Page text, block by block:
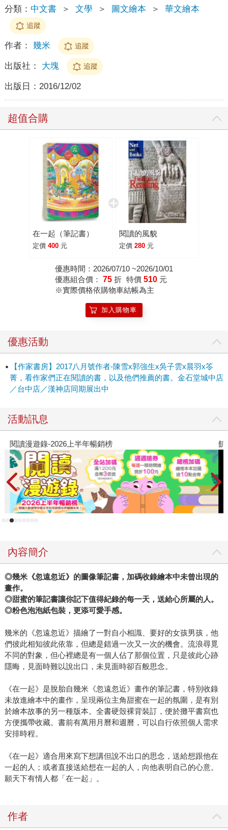
分類： 中文書 ＞ 文學 ＞ 圖文繪本 ＞ 華文繪本
追蹤
作者： 幾米 追蹤
出版社： 大塊 追蹤
出版日： 2016/12/02
超值合購
在一起（筆記書）
定價 400 元
閱讀的風貌
定價 280 元
優惠時間：2026/07/10 ~2026/10/01
優惠組合價： 75 折 特價 510 元
※實際價格依購物車結帳為主
加入購物車
優惠活動
【作家書房】2017八月號作者-陳雪x郭強生x吳子雲x晨羽x笭
菁，看作家們正在閱讀的書，以及他們推薦的書。金石堂城中店
／台中店／漢神店同期展出中
活動訊息
閱讀漫遊錄-2026上半年暢銷榜 飢
內容簡介
◎幾米《忽遠忽近》的圖像筆記書，加碼收錄繪本中未曾出現的
畫作。
◎甜蜜的筆記書讓你記下值得紀錄的每一天，送給心所屬的人。
◎粉色泡泡紙包裝，更添可愛手感。
幾米的《忽遠忽近》描繪了一對自小相識、要好的女孩男孩，他
們彼此相知彼此依靠，但總是錯過一次又一次的機會。流浪尋覓
不同的對象，但心裡總是有一個人佔了那個位置，只是彼此心跡
隱晦，見面時難以說出口，未見面時卻百般思念。
《在一起》是脫胎自幾米《忽遠忽近》畫作的筆記書，特別收錄
未放進繪本中的畫作，呈現兩位主角甜蜜在一起的氛圍，是有別
於繪本故事的另一種版本。全書硬殼裸背裝訂，便於攤平書寫也
方便攜帶收藏。書前有萬用月曆和週曆，可以自行依照個人需求
安排時程。
《在一起》適合用來寫下想講但說不出口的思念，送給想跟他在
一起的人；或者直接送給想在一起的人，向他表明自己的心意。
願天下有情人都「在一起」。
作者